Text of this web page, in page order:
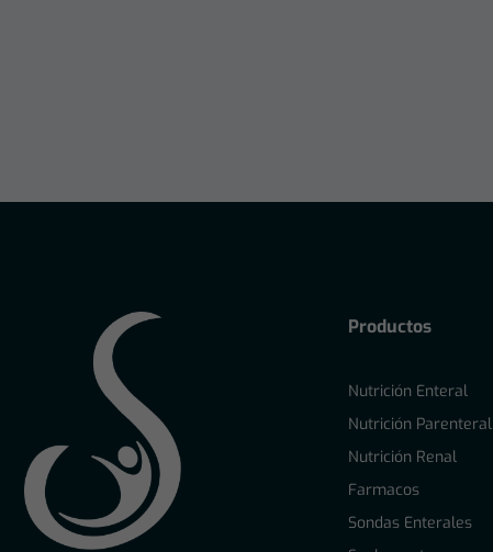
Productos
Nutrición Enteral
Nutrición Parenteral
Nutrición Renal
Farmacos
Sondas Enterales